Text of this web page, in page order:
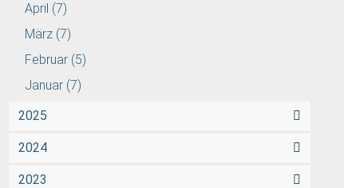
April (7)
März (7)
Februar (5)
Januar (7)
2025
2024
2023